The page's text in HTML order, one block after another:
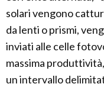
solari vengono
da lenti o prismi,
inviati alle celle
massima
un intervallo